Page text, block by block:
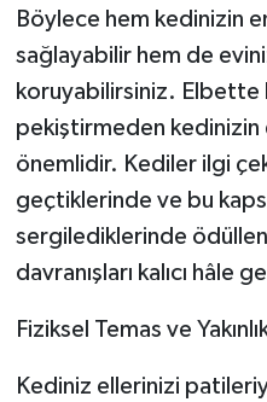
Böylece hem kedinizin
sağlayabilir hem de
koruyabilirsiniz. Elbette
pekiştirmeden kedinizin
önemlidir. Kediler ilgi
geçtiklerinde ve bu
sergilediklerinde
davranışları kalıcı hâle
Fiziksel Temas ve
Kediniz ellerinizi